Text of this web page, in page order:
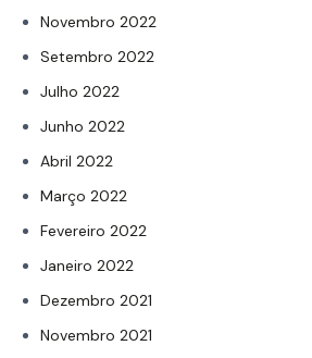
Novembro 2022
Setembro 2022
Julho 2022
Junho 2022
Abril 2022
Março 2022
Fevereiro 2022
Janeiro 2022
Dezembro 2021
Novembro 2021